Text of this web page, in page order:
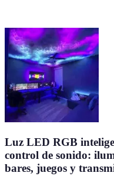
Luz LED RGB
control de sonido:
bares, juegos y